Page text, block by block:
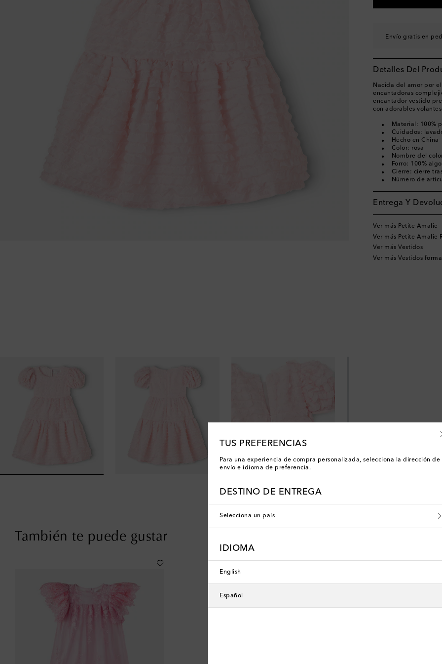
Envío gratis en
Detalles Del
Nacida del amor por
encantadoras
encantador vestido
con adorables volantes.
Material: 100%
Cuidados:
Hecho en China
Color: rosa
Nombre del
Forro: 100%
Cierre: cierre
Número de
Entrega Y
Ver más Petite Amalie
Ver más Petite Amalie
Ver más Vestidos
Ver más Vestidos
También te puede gustar
TUS PREFERENCIAS
Para una experiencia de compra personalizada, selecciona la dirección de
envío e idioma de preferencia.
DESTINO DE ENTREGA
Selecciona un país
IDIOMA
English
Español